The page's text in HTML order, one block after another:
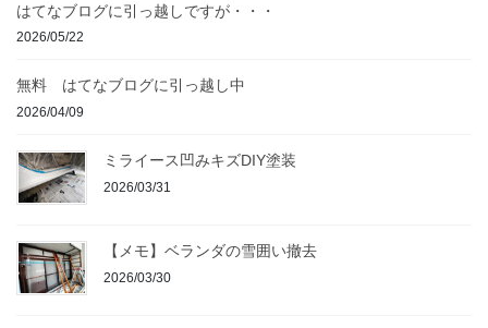
はてなブログに引っ越しですが・・・
2026/05/22
無料 はてなブログに引っ越し中
2026/04/09
ミライース凹みキズDIY塗装
2026/03/31
【メモ】ベランダの雪囲い撤去
2026/03/30